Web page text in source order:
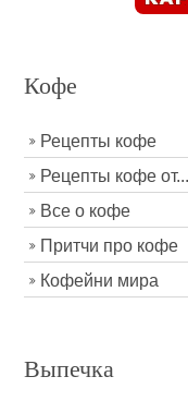
Кофе
Рецепты кофе
Рецепты кофе от...
Все о кофе
Притчи про кофе
Кофейни мира
Выпечка